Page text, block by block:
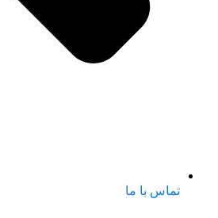
تماس با ما